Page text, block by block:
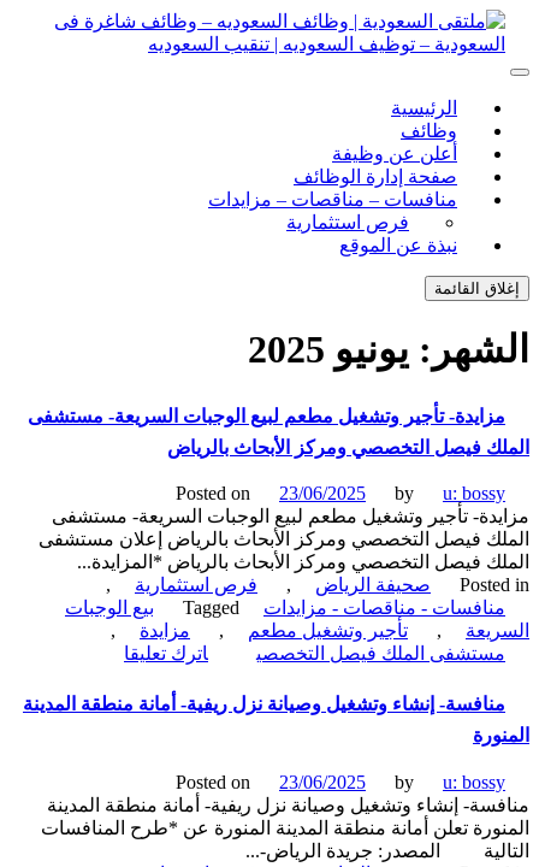
– توظيف السعوديه | تنقيب السعوديه
السعوديه | تنقيب السعوديه
الرئيسية
وظائف
أعلن عن وظيفة
صفحة إدارة الوظائف
منافسات – مناقصات – مزايدات
فرص استثمارية
نبذة عن الموقع
القائمة
يونيو 2025
تأجير وتشغيل مطعم لبيع الوجبات السريعة- مستشفى
فيصل التخصصي ومركز الأبحاث بالرياض
Posted on 23/06/2025 by
u:
تأجير وتشغيل مطعم لبيع الوجبات السريعة- مستشفى
فيصل التخصصي ومركز الأبحاث بالرياض إعلان مستشفى
فيصل التخصصي ومركز الأبحاث بالرياض *المزايدة...
صحيفة الرياض , فرص استثمارية
,
- مناقصات - مزايدات
Tagged
بيع الوجبات
, تأجير وتشغيل مطعم , مزايدة
,
الملك فيصل التخصصي
اترك تعليقاon
تأجير
وتشغيل
السريعة-
مستشفى
إنشاء وتشغيل وصيانة نزل ريفية- أمانة منطقة المدينة
Posted on 23/06/2025 by
u:
إنشاء وتشغيل وصيانة نزل ريفية- أمانة منطقة المدينة
تعلن أمانة منطقة المدينة المنورة عن *طرح المنافسات
المصدر: جريدة الرياض-...